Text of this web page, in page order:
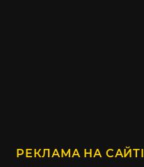
РЕКЛАМА НА САЙТІ